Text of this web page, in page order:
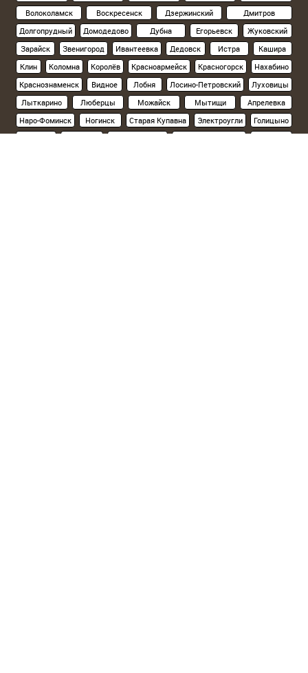
Волоколамск
Воскресенск Дзержинский
Дмитров
Долгопрудный
Домодедово Дубна Егорьевск
Жуковский
Зарайск
Звенигород Ивантеевка Дедовск Истра
Кашира
Клин
Коломна Королёв Красноармейск Красногорск
Нахабино
Краснознаменск
Видное Лобня Лосино-Петровский
Луховицы
Лыткарино
Люберцы Можайск Мытищи
Апрелевка
Наро-Фоминск
Ногинск Старая Купавна Электроугли
Голицыно